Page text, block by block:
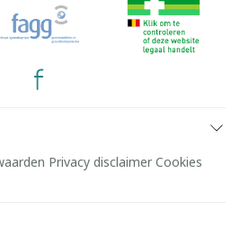
Privacy disclaimer Cookies